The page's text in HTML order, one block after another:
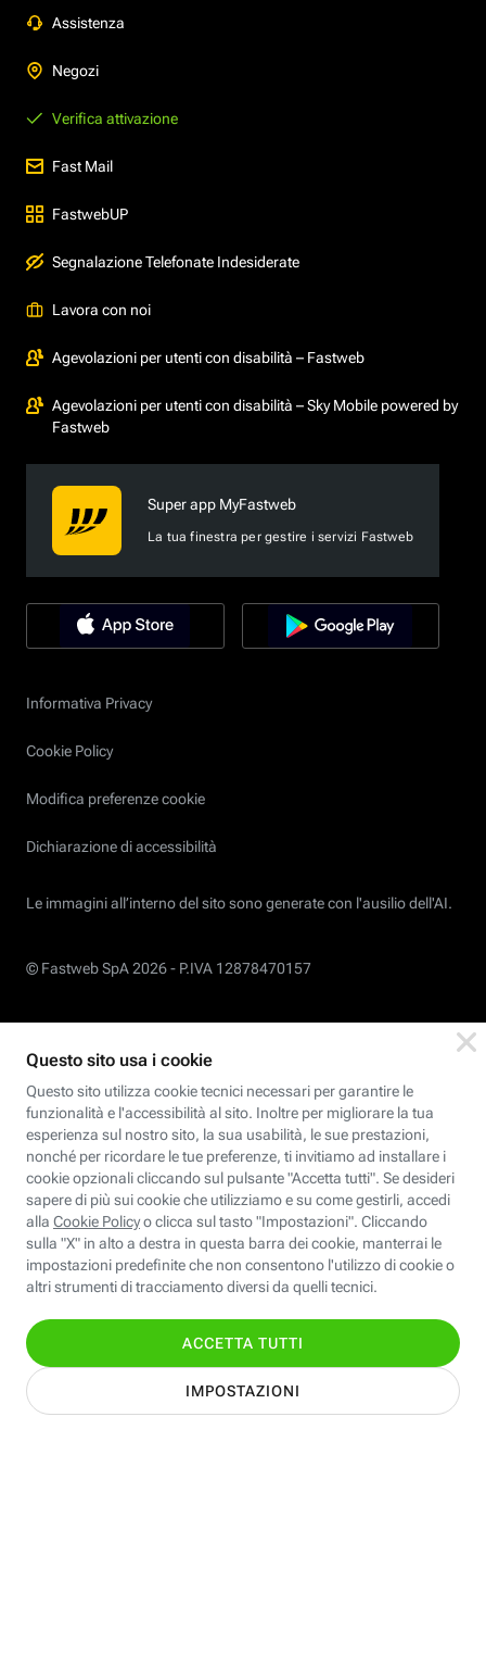
Assistenza
Negozi
Verifica attivazione
Fast Mail
FastwebUP
Segnalazione Telefonate Indesiderate
Lavora con noi
Agevolazioni per utenti con disabilità – Fastweb
Agevolazioni per utenti con disabilità – Sky Mobile powered by
Fastweb
Super app MyFastweb
La tua finestra per gestire i servizi Fastweb
Informativa Privacy
Cookie Policy
Modifica preferenze cookie
Dichiarazione di accessibilità
Le immagini all’interno del sito sono generate con l'ausilio dell'AI.
© Fastweb SpA 2026 - P.IVA 12878470157